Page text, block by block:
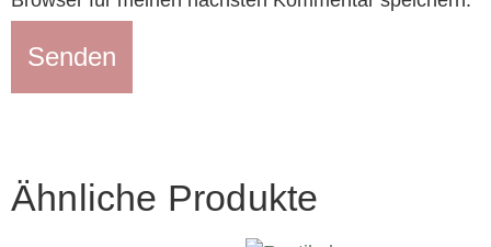
Ähnliche Produkte